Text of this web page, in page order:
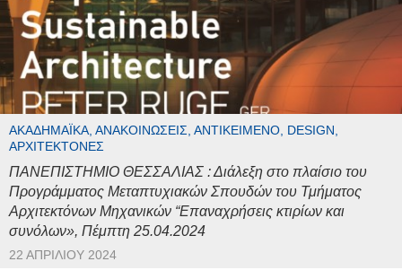
ΑΚΑΔΗΜΑΪΚΆ, ΑΝΑΚΟΙΝΏΣΕΙΣ, ΑΝΤΙΚΕΊΜΕΝΟ, DESIGN,
ΑΡΧΙΤΈΚΤΟΝΕΣ
ΠΑΝΕΠΙΣΤΗΜΙΟ ΘΕΣΣΑΛΙΑΣ : Διάλεξη στο πλαίσιο του
Προγράμματος Μεταπτυχιακών Σπουδών του Τμήματος
Αρχιτεκτόνων Μηχανικών “Επαναχρήσεις κτιρίων και
συνόλων», Πέμπτη 25.04.2024
22 ΑΠΡΙΛΊΟΥ 2024